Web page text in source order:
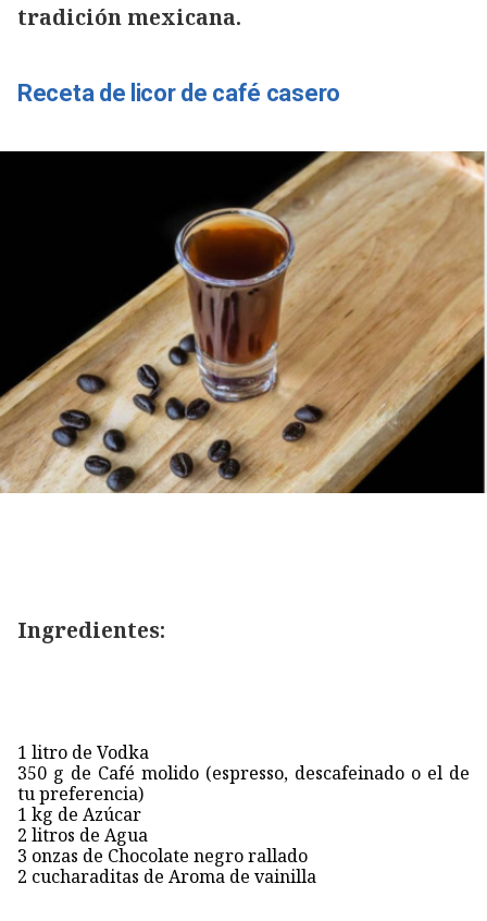
tradición mexicana.
Receta de licor de café casero
Ingredientes:
1 litro de Vodka
350 g de Café molido (espresso, descafeinado o el de
tu preferencia)
1 kg de Azúcar
2 litros de Agua
3 onzas de Chocolate negro rallado
2 cucharaditas de Aroma de vainilla